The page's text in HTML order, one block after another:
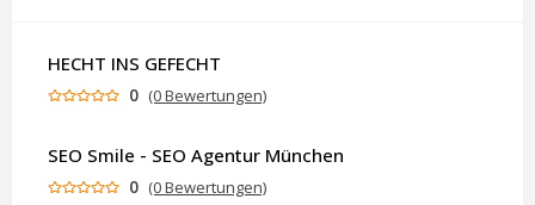
HECHT INS GEFECHT
0 (0 Bewertungen)
SEO Smile - SEO Agentur München
0 (0 Bewertungen)